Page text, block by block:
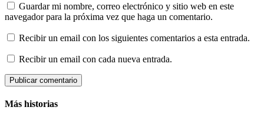
Guardar mi nombre, correo electrónico y sitio web en este
navegador para la próxima vez que haga un comentario.
Recibir un email con los siguientes comentarios a esta entrada.
Recibir un email con cada nueva entrada.
Más historias